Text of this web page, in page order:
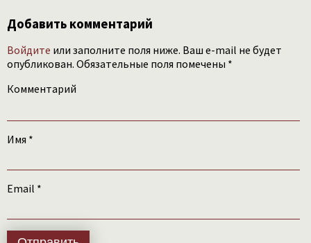
Добавить комментарий
Войдите или заполните поля ниже. Ваш e-mail не будет
опубликован. Обязательные поля помечены *
Комментарий
Имя *
Email *